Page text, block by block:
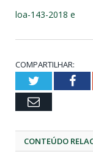
loa-143-2018 e
COMPARTILHAR:
Twitter
Email
CONTEÚDO